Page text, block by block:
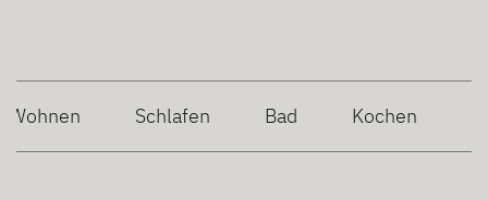
Wohnen Schlafen Bad Kochen